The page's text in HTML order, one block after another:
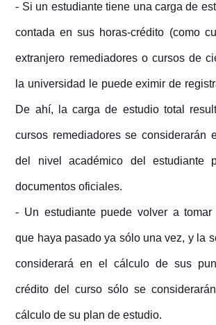
- Si un estudiante tiene una carga de
contada en sus horas-crédito (como
extranjero remediadores o cursos de
la universidad le puede eximir de
De ahí, la carga de estudio total
cursos remediadores se considerarán
del nivel académico del estudiante
documentos oficiales.
- Un estudiante puede volver a tomar
que haya pasado ya sólo una vez, y la
considerará en el cálculo de sus
crédito del curso sólo se
cálculo de su plan de estudio.